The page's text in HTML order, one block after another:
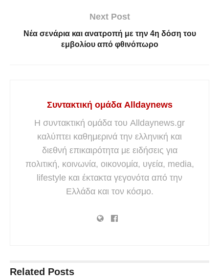
Next Post
Νέα σενάρια και ανατροπή με την 4η δόση του
εμβολίου από φθινόπωρο
Συντακτική ομάδα Alldaynews
Η συντακτική ομάδα του Alldaynews.gr
καλύπτει καθημερινά την ελληνική και
διεθνή επικαιρότητα με ειδήσεις για
πολιτική, κοινωνία, οικονομία, υγεία, media,
lifestyle και έκτακτα γεγονότα από την
Ελλάδα και τον κόσμο.
Related Posts